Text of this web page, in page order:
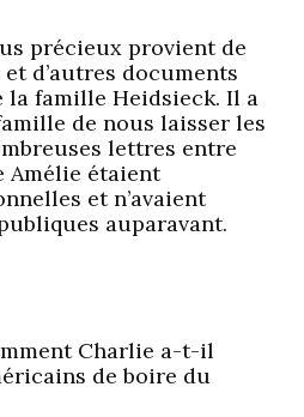
précieux provient de
d’autres documents
la famille Heidsieck. Il a
de nous laisser les
lettres entre
Amélie étaient
et n’avaient
auparavant.
Charlie a-t-il
de boire du